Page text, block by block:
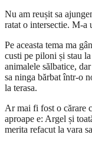
Nu am reușit sa
ratat o intersectie. M-a
Pe aceasta tema ma
custi pe piloni și stau
animalele sălbatice,
sa ninga bărbat într-o
la terasa.
Ar mai fi fost o cărare
aproape e: Argel și
merita refacut la vara